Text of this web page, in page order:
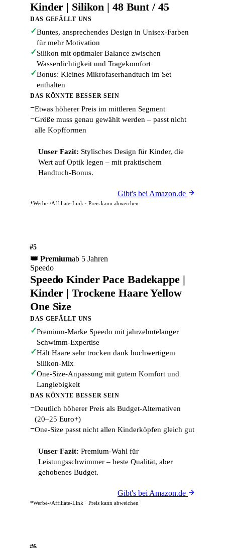
Kinder | Silikon | 48 Bunt / 45
DAS GEFÄLLT UNS
✓Buntes, ansprechendes Design in Unisex-Farben
für mehr Motivation
✓Silikon mit optimaler Balance zwischen
Wasserdichtigkeit und Tragekomfort
✓Bonus: Kleines Mikrofaserhandtuch im Set
enthalten
DAS KÖNNTE BESSER SEIN
−Etwas höherer Preis im mittleren Segment
−Größe muss genau gewählt werden – passt nicht
alle Kopfformen
Unser Fazit: Stylisches Design für Kinder, die
Wert auf Optik legen – mit praktischem
Handtuch-Bonus.
Gibt's bei Amazon.de
*Werbe-/Affiliate-Link · Preis kann abweichen
#5
👑 Premiumab 5 Jahren
Speedo
Speedo Kinder Pace Badekappe |
Kinder | Trockene Haare Yellow
One Size
DAS GEFÄLLT UNS
✓Premium-Marke Speedo mit jahrzehntelanger
Schwimm-Expertise
✓Hält Haare sehr trocken dank hochwertigem
Silikon-Mix
✓One-Size-Anpassung mit gutem Komfort und
Langlebigkeit
DAS KÖNNTE BESSER SEIN
−Deutlich höherer Preis als Budget-Alternativen
(20–25 Euro+)
−One-Size passt nicht allen Kinderköpfen gleich gut
Unser Fazit: Premium-Wahl für
Leistungsschwimmer – beste Qualität, aber
gehobenes Budget.
Gibt's bei Amazon.de
*Werbe-/Affiliate-Link · Preis kann abweichen